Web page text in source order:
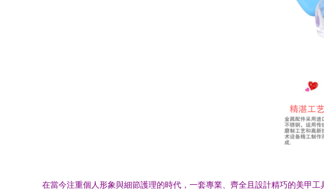
在當今注重個人形象與細節護理的時代，一套專業、齊全且設計精巧的美甲